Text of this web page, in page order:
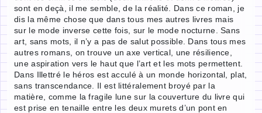
sont en deçà, il me semble, de la réalité. Dans ce roman, je
dis la même chose que dans tous mes autres livres mais
sur le mode inverse cette fois, sur le mode nocturne. Sans
art, sans mots, il n’y a pas de salut possible. Dans tous mes
autres romans, on trouve un axe vertical, une résilience,
une aspiration vers le haut que l’art et les mots permettent.
Dans Illettré le héros est acculé à un monde horizontal, plat,
sans transcendance. Il est littéralement broyé par la
matière, comme la fragile lune sur la couverture du livre qui
est prise en tenaille entre les deux murets d’un pont en